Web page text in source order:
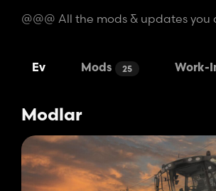
@@@ All the mods & updates
Ev Mods 25 Work-
Modlar